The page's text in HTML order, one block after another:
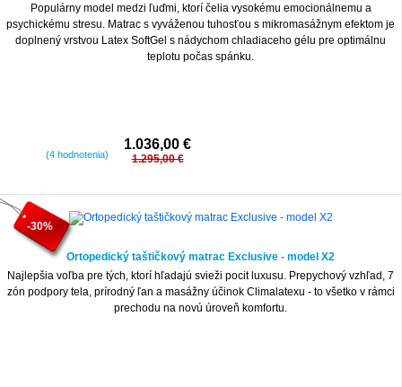
Populárny model medzi ľuďmi, ktorí čelia vysokému emocionálnemu a
psychickému stresu. Matrac s vyváženou tuhosťou s mikromasážnym efektom je
doplnený vrstvou Latex SoftGel s nádychom chladiaceho gélu pre optimálnu
teplotu počas spánku.
(4 hodnotenia)
1.036,00 €
1.295,00 €
-30%
Ortopedický taštičkový matrac Exclusive - model X2
Najlepšia voľba pre tých, ktorí hľadajú svieži pocit luxusu. Prepychový vzhľad, 7
zón podpory tela, prírodný ľan a masážny účinok Climalatexu - to všetko v rámci
prechodu na novú úroveň komfortu.